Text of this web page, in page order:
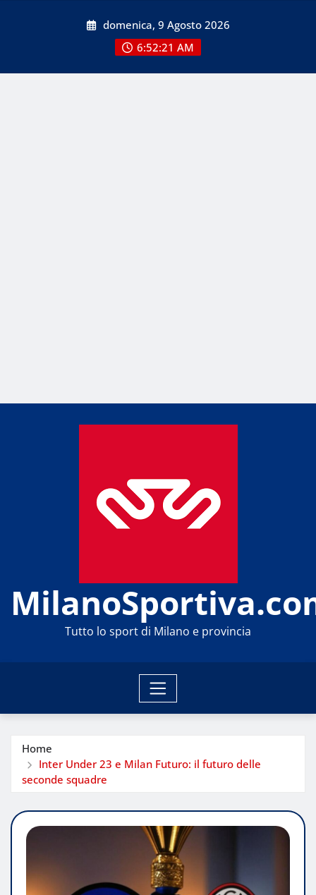
domenica, 9 Agosto 2026
6:52:21 AM
Tutto lo sport di Milano e provincia
Home
Inter Under 23 e Milan Futuro: il futuro delle
seconde squadre